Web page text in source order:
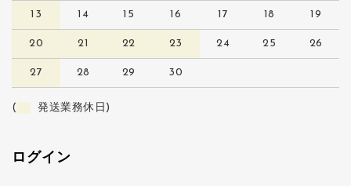
13 14 15 16 17 18 19
20 21 22 23 24 25 26
27 28 29 30
( 発送業務休日)
ログイン